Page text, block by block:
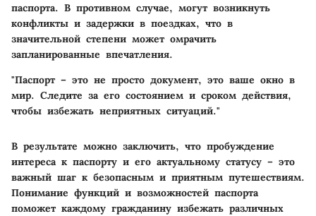
паспорта. В противном случае, могут возникнуть
конфликты и задержки в поездках, что в
значительной степени может омрачить
запланированные впечатления.
"Паспорт – это не просто документ, это ваше окно в
мир. Следите за его состоянием и сроком действия,
чтобы избежать неприятных ситуаций."
В результате можно заключить, что пробуждение
интереса к паспорту и его актуальному статусу – это
важный шаг к безопасным и приятным путешествиям.
Понимание функций и возможностей паспорта
поможет каждому гражданину избежать различных